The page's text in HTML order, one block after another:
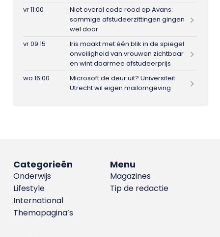
vr 11:00
Niet overal code rood op Avans:
sommige afstudeerzittingen gingen
wel door
vr 09:15
Iris maakt met één blik in de spiegel
onveiligheid van vrouwen zichtbaar
en wint daarmee afstudeerprijs
wo 16:00
Microsoft de deur uit? Universiteit
Utrecht wil eigen mailomgeving
Menu
Magazines
Tip de redactie
Categorieën
Onderwijs
Lifestyle
International
Themapagina’s